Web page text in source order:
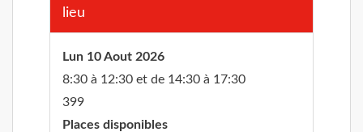
lieu
Lun 10 Aout 2026
8:30 à 12:30 et de 14:30 à 17:30
399
Places disponibles